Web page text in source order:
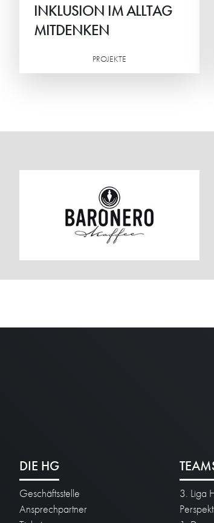
INKLUSION IM ALLTAG
MITDENKEN
PROJEKTE
DIE HG
Geschäftsstelle
Ansprechpartner
3. Liga